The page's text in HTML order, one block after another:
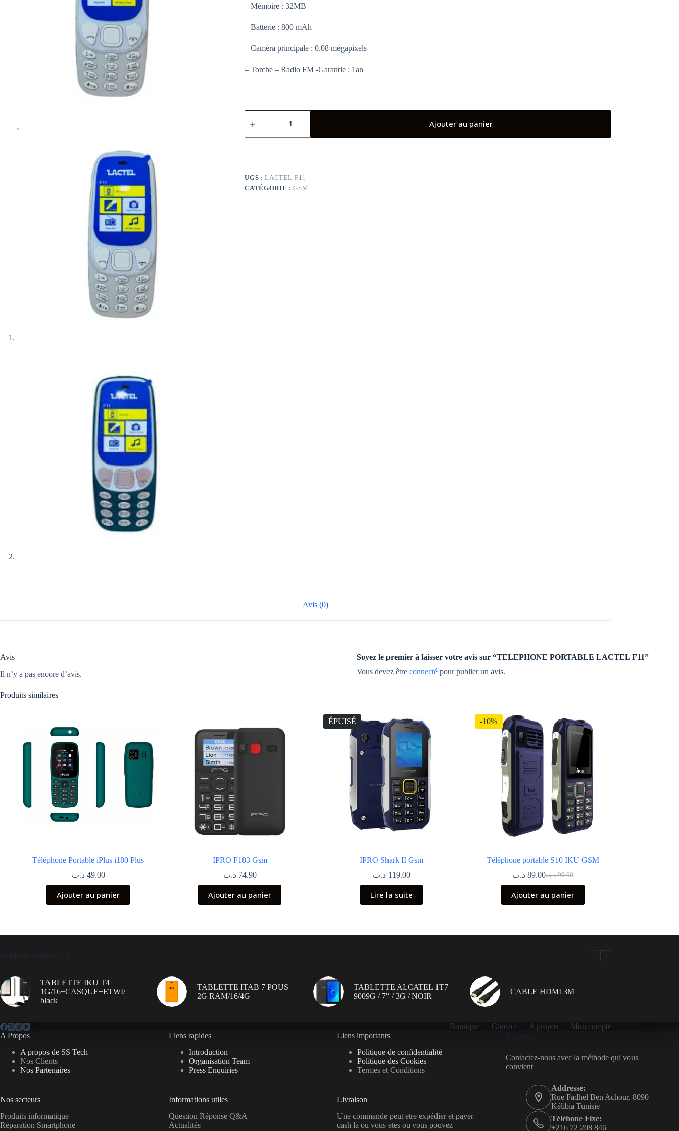
– Mémoire : 32MB
– Batterie : 800 mAh
– Caméra principale : 0.08 mégapixels
– Torche – Radio FM -Garantie : 1an
quantité
de
PORTABLE
F11
Ajouter au panier
UGS :LACTEL-F11
CATÉGORIE :GSM
Avis (0)
Avis
Il n’y a pas encore d’avis.
Soyez le premier à laisser votre avis sur “TELEPHONE PORTABLE LACTEL F11”
Vous devez être connectépour publier un avis.
Produits similaires
Téléphone Portable iPlus i180 Plus
49.00 د.ت
Ajouter au panier
IPRO F183 Gsm
74.90 د.ت
Ajouter au panier
ÉPUISÉ
IPRO Shark II Gsm
119.00 د.ت
Lire la suite
-10%
Téléphone portable S10 IKU GSM
99.00 د.تLe
prix
initial
était :
89.00 د.ت
Le
prix
actuel
est :
Ajouter au panier
Tendance actuelle
TABLETTE IKU T4
1G/16+CASQUE+ETWI/
black
TABLETTE ITAB 7 POUS
2G RAM/16/4G
TABLETTE ALCATEL 1T7
9009G / 7″ / 3G / NOIR
CABLE HDMI 3M
Boutique Contact A propos
Mon compte
A Propos
A propos de SS Tech
Nos Clients
Nos Partenaires
Nos secteurs
Produits informatique
Réparation Smartphone
Liens rapides
Introduction
Organisation Team
Press Enquiries
Informations utiles
Question Réponse Q&A
Actualités
Liens importants
Politique de confidentialité
Politique des Cookies
Termes et Conditions
Livraison
Une commande peut etre expédier et payer
cash là ou vous etes ou vous pouvez
Contact
Contactez-nous avec la méthode qui vous
convient
Addresse:
Rue Fadhel Ben Achour, 8090
Kélibia Tunisie
Téléhone Fixe:
+216 72 208 846